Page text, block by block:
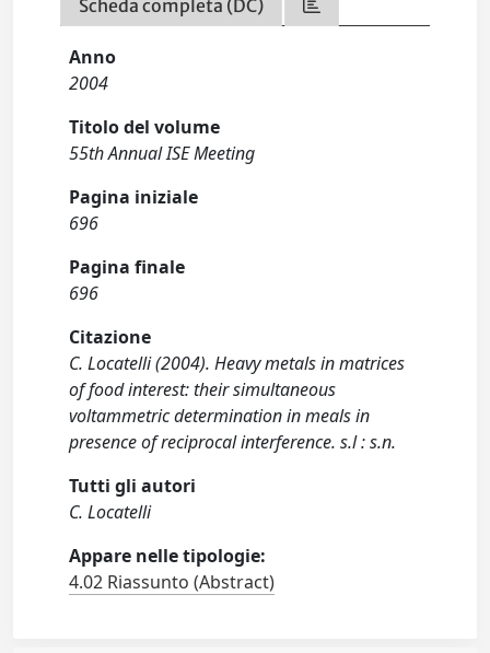
Scheda completa (DC)
Anno
2004
Titolo del volume
55th Annual ISE Meeting
Pagina iniziale
696
Pagina finale
696
Citazione
C. Locatelli (2004). Heavy metals in matrices
of food interest: their simultaneous
voltammetric determination in meals in
presence of reciprocal interference. s.l : s.n.
Tutti gli autori
C. Locatelli
Appare nelle tipologie:
4.02 Riassunto (Abstract)